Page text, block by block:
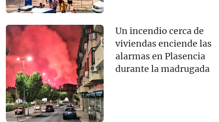
Un incendio cerca de
viviendas enciende las
alarmas en Plasencia
durante la madrugada